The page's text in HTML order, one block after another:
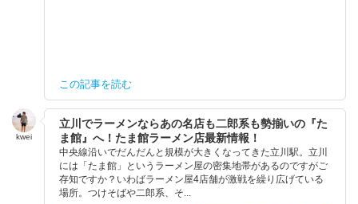
この記事を読む
kwei
立川でラーメンならあの名店も二郎系も勢揃いの『た
ま館』へ！たま館ラーメン店最新情報！
中央線沿いでだんだんと規模が大きくなってきた立川駅。立川
には「たま館」というラーメン屋の密集地帯があるのですがご
存知ですか？いわばラーメン屋4店舗が激戦を繰り広げている
場所。つけそばや二郎系、そ...